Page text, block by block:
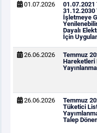
01.07.2026
01.07.2021
31.12.2030
İşletmeye
Dayalı
İçin
26.06.2026
Temmuz
Hareketleri
26.06.2026
Temmuz
Tüketici
Talep